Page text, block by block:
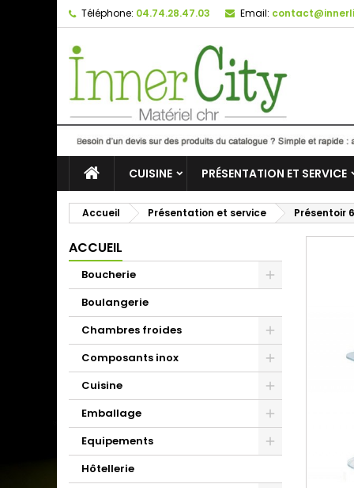
Téléphone: 04.74.28.47.03 Email:
CUISINE PRÉSENTATION ET SERVICE
Accueil Présentation et service Présentoir
ACCUEIL
Boucherie
Boulangerie
Chambres froides
Composants inox
Cuisine
Emballage
Equipements
Hôtellerie